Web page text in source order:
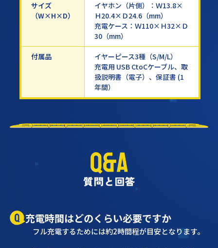
サイズ
（W×H×D）
イヤホン（片側）：Ｗ13.8×
Ｈ20.4×Ｄ24.6（mm）
充電ケース：Ｗ110×Ｈ32×Ｄ
30（mm）
付属品
イヤーピース3種（S/M/L）
充電用 USB CtoCケーブル、取
扱説明書（電子）、保証書 (1
年間）
充電時間はどのくらい必要ですか
フル充電するためには約2時間程が目安となります。